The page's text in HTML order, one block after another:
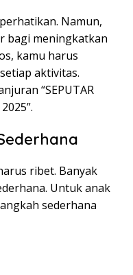
Namun,
bagi meningkatkan
kamu harus
aktivitas.
“SEPUTAR
ribet. Banyak
Untuk anak
sederhana